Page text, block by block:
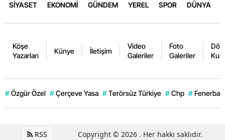
SİYASET EKONOMİ GÜNDEM YEREL SPOR DÜNYA
Köşe
Yazarları
Künye İletişim
Video
Galeriler
Foto
Galeriler
# Özgür Özel # Çerçeve Yasa # Terörsüz Türkiye # Chp #
RSS Copyright © 2026 . Her hakkı saklıdır.